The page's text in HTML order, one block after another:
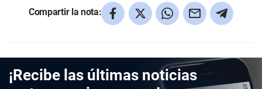
Compartir la nota:
¡Recibe las últimas noticias